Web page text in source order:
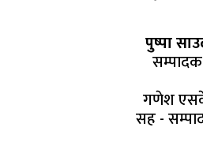
पुष्पा
सम्पादक
गणेश
सह -